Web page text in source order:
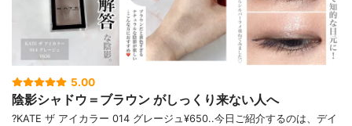
5.00
陰影シャドウ＝ブラウン がしっくり来ない人へ
?KATE ザ アイカラー 014 グレージュ¥650..今日ご紹介するのは、デイ